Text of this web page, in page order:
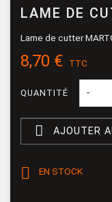
LAME DE
Lame de cutter
8,70 € TTC
QUANTITÉ -
 AJOUTER
 EN STOCK